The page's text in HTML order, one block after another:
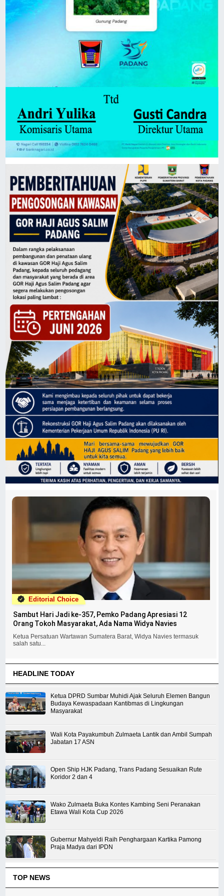
Editorial Choice
Sambut Hari Jadi ke-357, Pemko Padang Apresiasi 12
Orang Tokoh Masyarakat, Ada Nama Widya Navies
Ketua Persatuan Wartawan Sumatera Barat, Widya Navies termasuk
salah satu...
HEADLINE TODAY
Ketua DPRD Sumbar Muhidi Ajak Seluruh Elemen Bangun
Budaya Kewaspadaan Kantibmas di Lingkungan
Masyarakat
Wali Kota Payakumbuh Zulmaeta Lantik dan Ambil Sumpah
Jabatan 17 ASN
Open Ship HJK Padang, Trans Padang Sesuaikan Rute
Koridor 2 dan 4
Wako Zulmaeta Buka Kontes Kambing Seni Peranakan
Etawa Wali Kota Cup 2026
Gubernur Mahyeldi Raih Penghargaan Kartika Pamong
Praja Madya dari IPDN
TOP NEWS